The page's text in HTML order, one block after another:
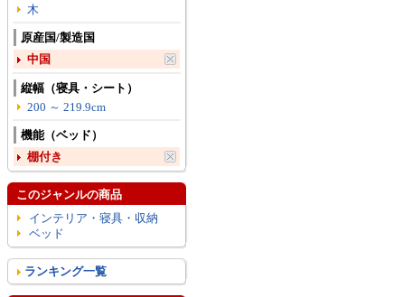
木
原産国/製造国
中国
縦幅（寝具・シート）
200 ～ 219.9cm
機能（ベッド）
棚付き
このジャンルの商品
インテリア・寝具・収納
ベッド
ランキング一覧